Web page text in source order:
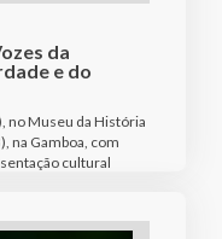
da
e do
no Museu da História
na Gamboa, com
cultural